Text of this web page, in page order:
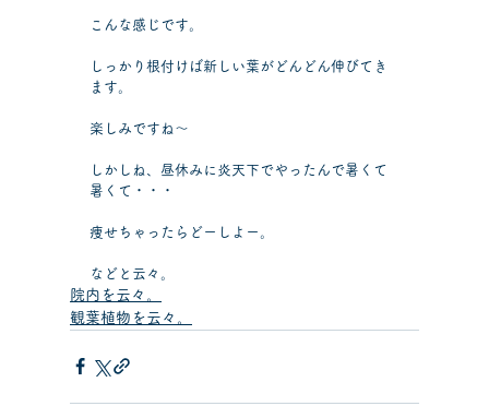
こんな感じです。
しっかり根付けば新しい葉がどんどん伸びてき
ます。
楽しみですね～
しかしね、昼休みに炎天下でやったんで暑くて
暑くて・・・
痩せちゃったらどーしよー。
などと云々。
院内を云々。
観葉植物を云々。